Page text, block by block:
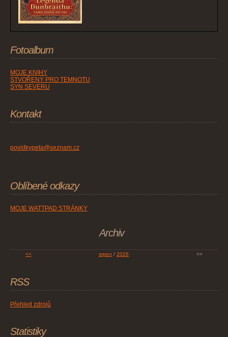
Fotoalbum
MOJE KNIHY
STVOŘENÝ PRO TEMNOTU
SYN SEVERU
Kontakt
povidkypeta@seznam.cz
Oblíbené odkazy
MOJE WATTPAD STRÁNKY
Archiv
<< srpen / 2026 >>
RSS
Přehled zdrojů
Statistiky